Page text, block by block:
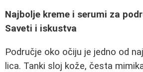
Najbolje kreme i serumi za
Saveti i iskustva
Područje oko očiju je jedno od
lica. Tanki sloj kože, česta